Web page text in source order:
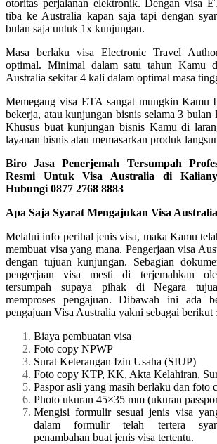
otoritas perjalanan elektronik. Dengan visa
tiba ke Australia kapan saja tapi dengan
bulan saja untuk 1x kunjungan.
Masa berlaku visa Electronic Travel
optimal. Minimal dalam satu tahun Kamu
Australia sekitar 4 kali dalam optimal masa
Memegang visa ETA sangat mungkin Kamu
bekerja, atau kunjungan bisnis selama 3 bulan
Khusus buat kunjungan bisnis Kamu di
layanan bisnis atau memasarkan produk
Biro Jasa Penerjemah Tersumpah
Resmi Untuk Visa Australia di
Hubungi 0877 2768 8883
Apa Saja Syarat Mengajukan Visa
Melalui info perihal jenis visa, maka Kamu
membuat visa yang mana. Pengerjaan visa
dengan tujuan kunjungan. Sebagian
pengerjaan visa mesti di terjemahkan
tersumpah supaya pihak di Negara
memproses pengajuan. Dibawah ini ada
pengajuan Visa Australia yakni sebagai berikut :
Biaya pembuatan visa
Foto copy NPWP
Surat Keterangan Izin Usaha (SIUP)
Foto copy KTP, KK, Akta Kelahiran,
Paspor asli yang masih berlaku dan foto
Photo ukuran 45×35 mm (ukuran
Mengisi formulir sesuai jenis visa
dalam formulir telah tertera
penambahan buat jenis visa tertentu.